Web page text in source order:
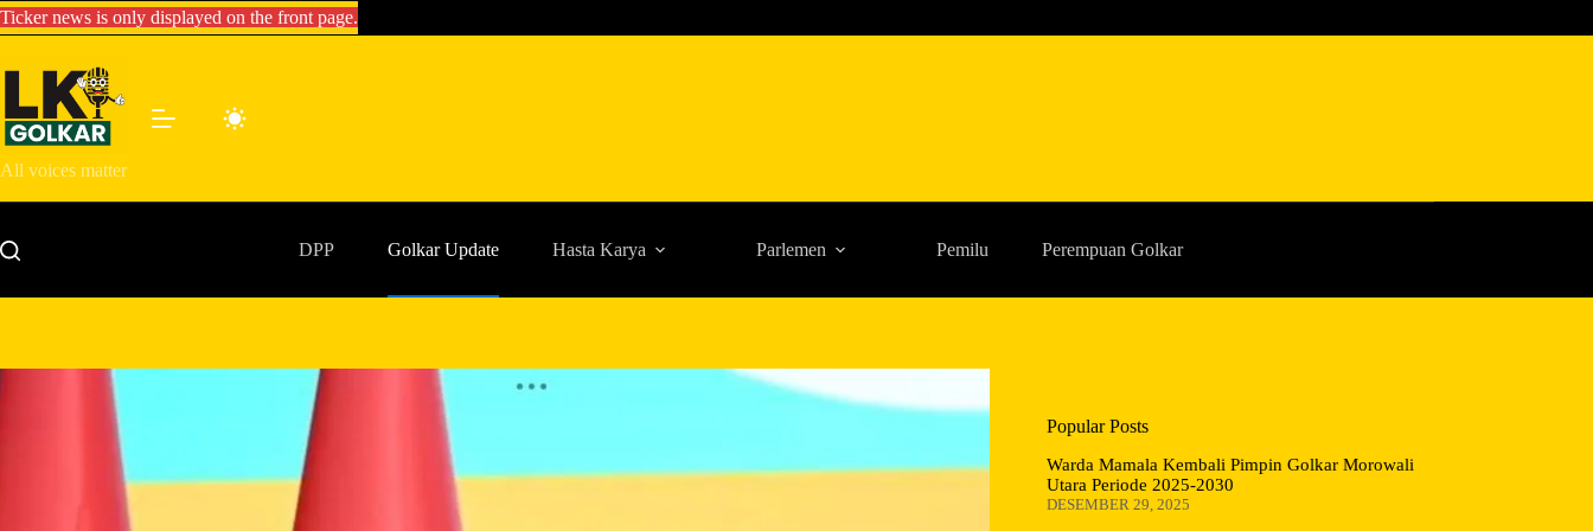
Skip
to
Ticker news is only displayed on the front page.
All voices matter
DPP Golkar Update Hasta Karya Parlemen Pemilu Perempuan Golkar
Popular Posts
Warda Mamala Kembali Pimpin Golkar Morowali
Utara Periode 2025-2030
DESEMBER 29, 2025